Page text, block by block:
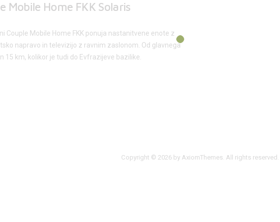
Mobile Home FKK Solaris
Couple Mobile Home FKK ponuja nastanitvene enote z
napravo in televizijo z ravnim zaslonom. Od glavnega
15 km, kolikor je tudi do Evfrazijeve bazilike.
Copyright © 2026 by AxiomThemes. All rights reserved.